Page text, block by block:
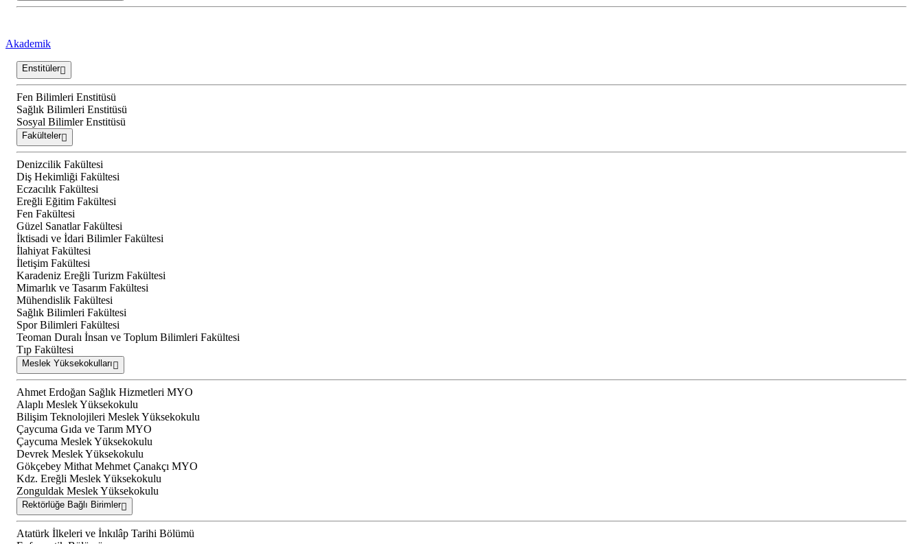
Akademik
Enstitüler
Fen Bilimleri Enstitüsü
Sağlık Bilimleri Enstitüsü
Sosyal Bilimler Enstitüsü
Fakülteler
Denizcilik Fakültesi
Diş Hekimliği Fakültesi
Eczacılık Fakültesi
Ereğli Eğitim Fakültesi
Fen Fakültesi
Güzel Sanatlar Fakültesi
İktisadi ve İdari Bilimler Fakültesi
İlahiyat Fakültesi
İletişim Fakültesi
Karadeniz Ereğli Turizm Fakültesi
Mimarlık ve Tasarım Fakültesi
Mühendislik Fakültesi
Sağlık Bilimleri Fakültesi
Spor Bilimleri Fakültesi
Teoman Duralı İnsan ve Toplum Bilimleri Fakültesi
Tıp Fakültesi
Meslek Yüksekokulları
Ahmet Erdoğan Sağlık Hizmetleri MYO
Alaplı Meslek Yüksekokulu
Bilişim Teknolojileri Meslek Yüksekokulu
Çaycuma Gıda ve Tarım MYO
Çaycuma Meslek Yüksekokulu
Devrek Meslek Yüksekokulu
Gökçebey Mithat Mehmet Çanakçı MYO
Kdz. Ereğli Meslek Yüksekokulu
Zonguldak Meslek Yüksekokulu
Rektörlüğe Bağlı Birimler
Atatürk İlkeleri ve İnkılâp Tarihi Bölümü